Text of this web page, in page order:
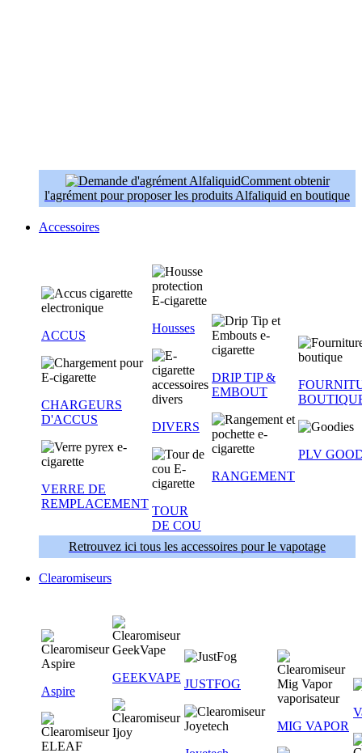
Comment obtenir
l'agrément pour proposer les produits Alfaliquid en boutique
Accessoires
ACCUS
CHARGEURS
D'ACCUS
VERRE DE
REMPLACEMENT
Housses
DIVERS
TOUR
DE COU
DRIP TIP &
EMBOUT
RANGEMENT
PLV
Retrouvez ici tous les accessoires pour le vapotage
Clearomiseurs
Aspire
GEEKVAPE JUSTFOG
MIG VAPOR